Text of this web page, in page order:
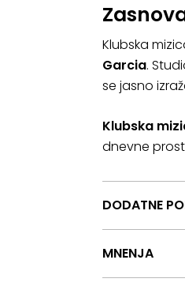
Klubska
Garcia.
se jasno
Klubska
dnevne
DODATNE
MNENJA